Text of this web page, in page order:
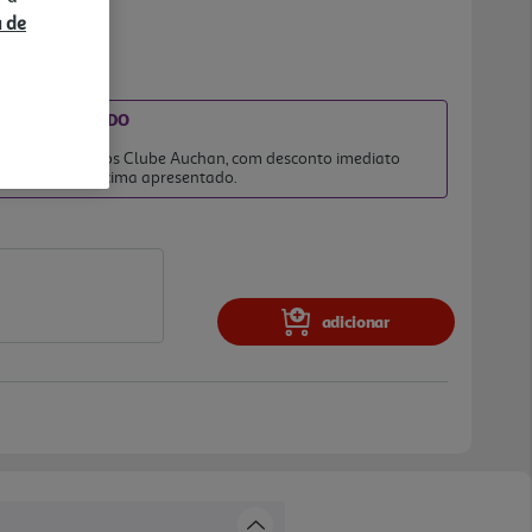
INCLUÍDO
membros Clube Auchan, com desconto imediato
preço final acima apresentado.
adicionar
de